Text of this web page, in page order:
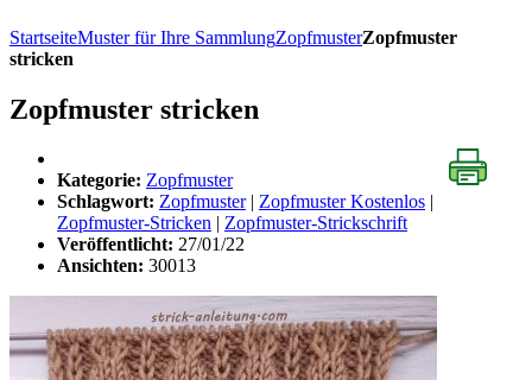
StartseiteMuster für Ihre SammlungZopfmusterZopfmuster
stricken
Zopfmuster stricken
Kategorie: Zopfmuster
Schlagwort: Zopfmuster| Zopfmuster Kostenlos
Zopfmuster-Stricken
Zopfmuster-Strickschrift
Veröffentlicht: 27/01/22
Ansichten: 30013